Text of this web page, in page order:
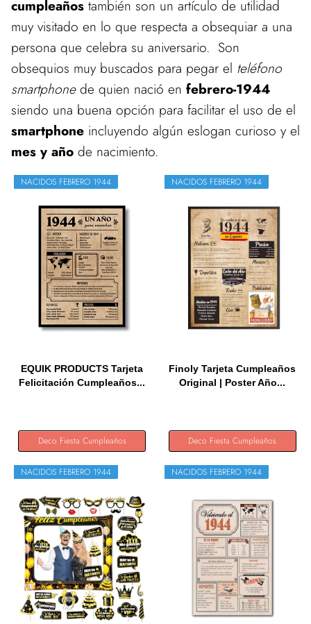
cumpleaños también son un artículo de utilidad
muy visitado en lo que respecta a obsequiar a una
persona que celebra su aniversario. Son
obsequios muy buscados para pegar el teléfono
smartphonede quien nació en febrero-1944
siendo una buena opción para facilitar el uso de el
smartphone incluyendo algún eslogan curioso y el
mes y año de nacimiento.
NACIDOS FEBRERO 1944
EQUIK PRODUCTS Tarjeta
Felicitación Cumpleaños...
Deco Fiesta Cumpleaños
NACIDOS FEBRERO 1944
Finoly Tarjeta Cumpleaños
Original | Poster Año...
Deco Fiesta Cumpleaños
NACIDOS FEBRERO 1944 NACIDOS FEBRERO 1944